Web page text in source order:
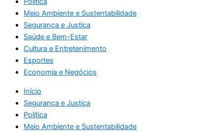
Meio Ambiente e Sustentabilidade
Segurança e Justiça
Saúde e Bem-Estar
Cultura e Entretenimento
Esportes
Economia e Negócios
Início
Segurança e Justiça
Política
Meio Ambiente e Sustentabilidade